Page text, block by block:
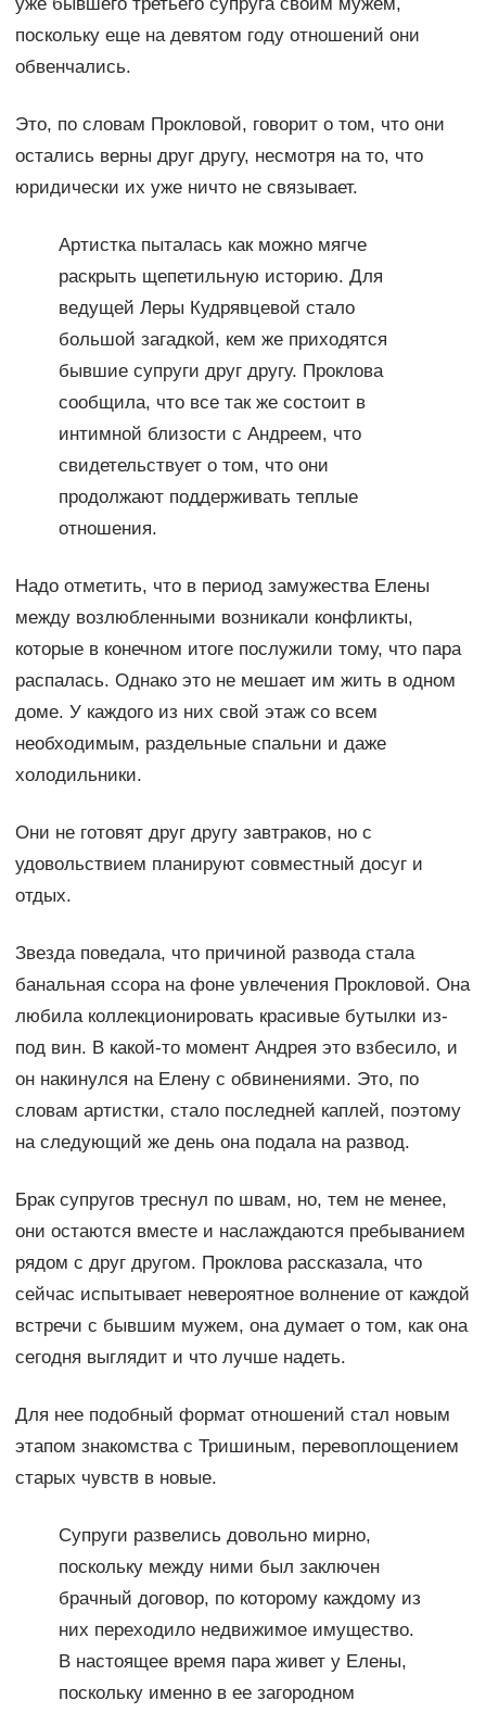
уже бывшего третьего супруга своим мужем,
поскольку еще на девятом году отношений они
обвенчались.
Это, по словам Прокловой, говорит о том, что они
остались верны друг другу, несмотря на то, что
юридически их уже ничто не связывает.
Артистка пыталась как можно мягче
раскрыть щепетильную историю. Для
ведущей Леры Кудрявцевой стало
большой загадкой, кем же приходятся
бывшие супруги друг другу. Проклова
сообщила, что все так же состоит в
интимной близости с Андреем, что
свидетельствует о том, что они
продолжают поддерживать теплые
отношения.
Надо отметить, что в период замужества Елены
между возлюбленными возникали конфликты,
которые в конечном итоге послужили тому, что пара
распалась. Однако это не мешает им жить в одном
доме. У каждого из них свой этаж со всем
необходимым, раздельные спальни и даже
холодильники.
Они не готовят друг другу завтраков, но с
удовольствием планируют совместный досуг и
отдых.
Звезда поведала, что причиной развода стала
банальная ссора на фоне увлечения Прокловой. Она
любила коллекционировать красивые бутылки из-
под вин. В какой-то момент Андрея это взбесило, и
он накинулся на Елену с обвинениями. Это, по
словам артистки, стало последней каплей, поэтому
на следующий же день она подала на развод.
Брак супругов треснул по швам, но, тем не менее,
они остаются вместе и наслаждаются пребыванием
рядом с друг другом. Проклова рассказала, что
сейчас испытывает невероятное волнение от каждой
встречи с бывшим мужем, она думает о том, как она
сегодня выглядит и что лучше надеть.
Для нее подобный формат отношений стал новым
этапом знакомства с Тришиным, перевоплощением
старых чувств в новые.
Супруги развелись довольно мирно,
поскольку между ними был заключен
брачный договор, по которому каждому из
них переходило недвижимое имущество.
В настоящее время пара живет у Елены,
поскольку именно в ее загородном